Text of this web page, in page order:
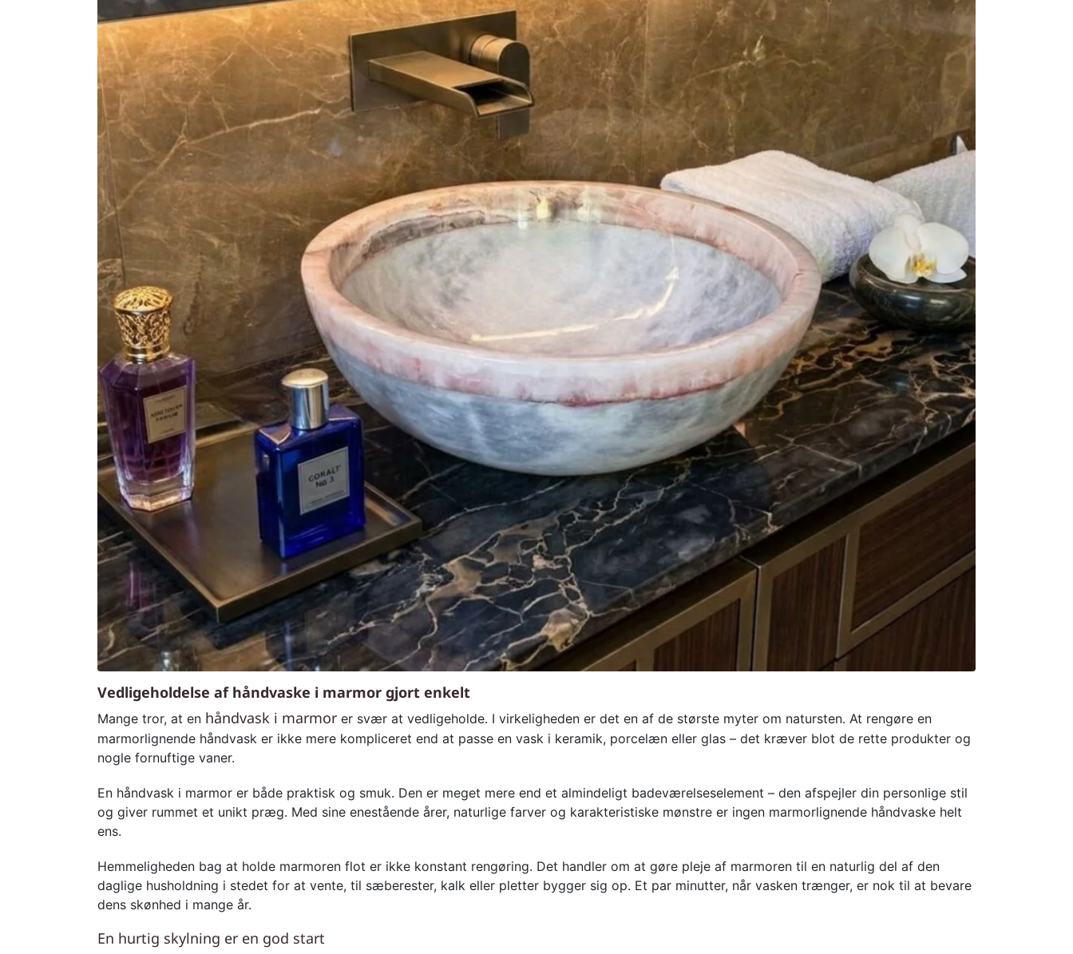
Vedligeholdelse af håndvaske i marmor gjort enkelt
Mange tror, at en håndvask i marmor er svær at vedligeholde. I virkeligheden er det en af de største myter om natursten. At rengøre en
marmorlignende håndvask er ikke mere kompliceret end at passe en vask i keramik, porcelæn eller glas – det kræver blot de rette produkter og
nogle fornuftige vaner.
En håndvask i marmor er både praktisk og smuk. Den er meget mere end et almindeligt badeværelseselement – den afspejler din personlige stil
og giver rummet et unikt præg. Med sine enestående årer, naturlige farver og karakteristiske mønstre er ingen marmorlignende håndvaske helt
ens.
Hemmeligheden bag at holde marmoren flot er ikke konstant rengøring. Det handler om at gøre pleje af marmoren til en naturlig del af den
daglige husholdning i stedet for at vente, til sæberester, kalk eller pletter bygger sig op. Et par minutter, når vasken trænger, er nok til at bevare
dens skønhed i mange år.
En hurtig skylning er en god start